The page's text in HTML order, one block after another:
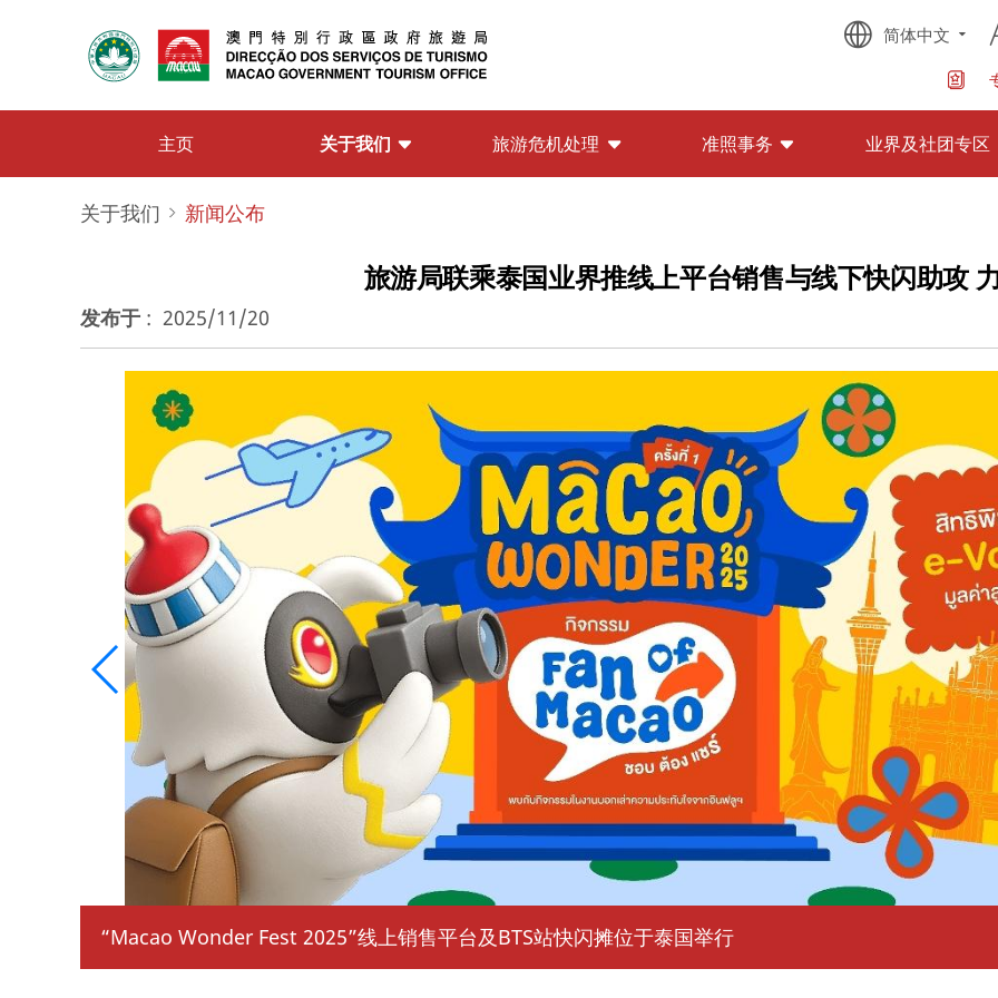
简体中文
主页 关于我们 旅游危机处理 准照事务 业界及社团专区
关于我们 新闻公布
旅游局联乘泰国业界推线上平台销售与线下快闪助攻
发布于 : 2025/11/20
“Macao Wonder Fest 2025”线上销售平台及BTS站快闪摊位于泰国举行